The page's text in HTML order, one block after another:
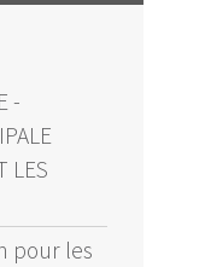
-
LES
pour les